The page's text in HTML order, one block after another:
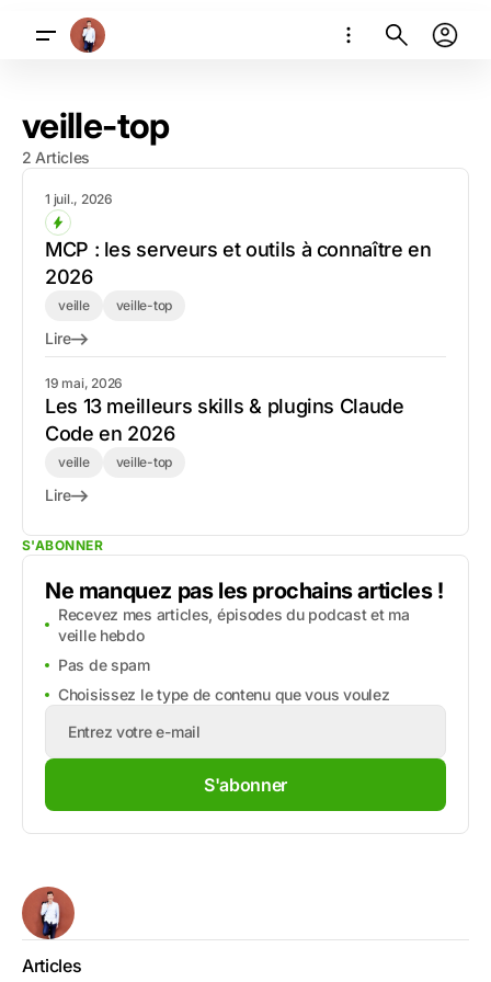
veille-top
2 Articles
1 juil., 2026
MCP : les serveurs et outils à connaître en
2026
veille veille-top
Lire
19 mai, 2026
Les 13 meilleurs skills & plugins Claude
Code en 2026
veille veille-top
Lire
S'ABONNER
Ne manquez pas les prochains articles !
Recevez mes articles, épisodes du podcast et ma
veille hebdo
Pas de spam
Choisissez le type de contenu que vous voulez
S'abonner
Articles